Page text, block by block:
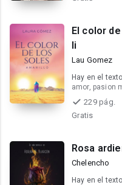
El color
Ii
Lau Gomez
Hay en el
amor, pasion
celos
229 pág.
Gratis
Rosa
Chelencho
Hay en el